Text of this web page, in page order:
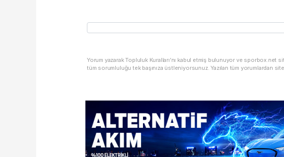
Yorum yazarak Topluluk Kuralları’nı kabul etmiş bulunuyor ve sporbox.net
tüm sorumluluğu tek başınıza üstleniyorsunuz. Yazılan tüm yorumlardan